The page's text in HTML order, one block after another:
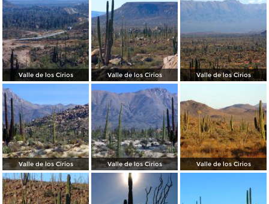
Valle de los Cirios Valle de los Cirios Valle de los Cirios
Valle de los Cirios Valle de los Cirios Valle de los Cirios